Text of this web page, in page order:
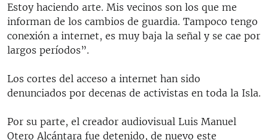
Estoy haciendo arte. Mis vecinos son los que me
informan de los cambios de guardia. Tampoco tengo
conexión a internet, es muy baja la señal y se cae por
largos períodos”.
Los cortes del acceso a internet han sido
denunciados por decenas de activistas en toda la Isla.
Por su parte, el creador audiovisual Luis Manuel
Otero Alcántara fue detenido, de nuevo este